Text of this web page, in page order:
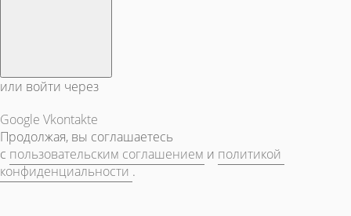
или войти через
Google Vkontakte
Продолжая, вы соглашаетесь
с пользовательским соглашением и политикой
конфиденциальности .